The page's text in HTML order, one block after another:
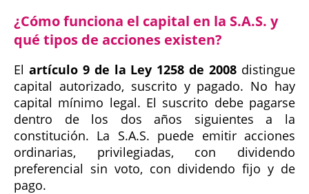
¿Cómo funciona el capital en la S.A.S. y
qué tipos de acciones existen?
El artículo 9 de la Ley 1258 de 2008 distingue
capital autorizado, suscrito y pagado. No hay
capital mínimo legal. El suscrito debe pagarse
dentro de los dos años siguientes a la
constitución. La S.A.S. puede emitir acciones
ordinarias, privilegiadas, con dividendo
preferencial sin voto, con dividendo fijo y de
pago.